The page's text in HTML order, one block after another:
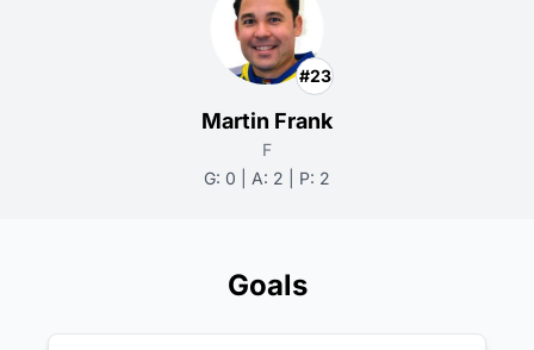
#23
Martin Frank
F
G: 0 | A: 2 | P: 2
Goals